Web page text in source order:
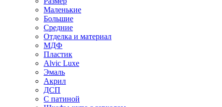
Маленькие
Большие
Средние
Отделка и материал
МДФ
Пластик
Alvic Luxe
Эмаль
Акрил
ДСП
С патиной